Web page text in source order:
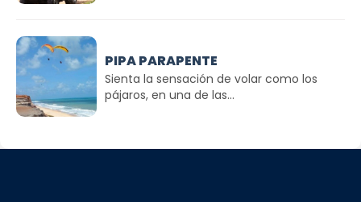
PIPA PARAPENTE
Sienta la sensación de volar como los
pájaros, en una de las...